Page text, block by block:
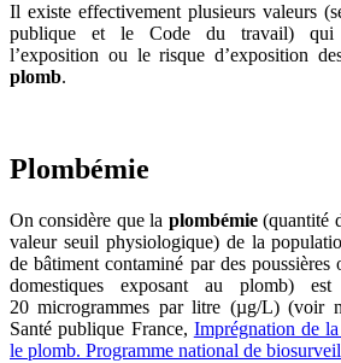
Il existe effectivement plusieurs valeurs
publique et le Code du travail) qui
l’exposition ou le risque d’exposition
plomb.
Plombémie
On considère que la plombémie(quantité
valeur seuil physiologique) de la
de bâtiment contaminé par des
domestiques exposant au plomb)
20 microgrammes par litre (µg/L) (voir
Santé publique France, Imprégnation de
le plomb. Programme national de